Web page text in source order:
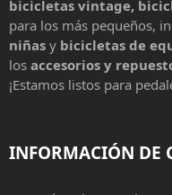
bicicletas vintage,
para los más pequeños,
niñas y bicicletas de
los accesorios y
¡Estamos listos para
INFORMACIÓN DE